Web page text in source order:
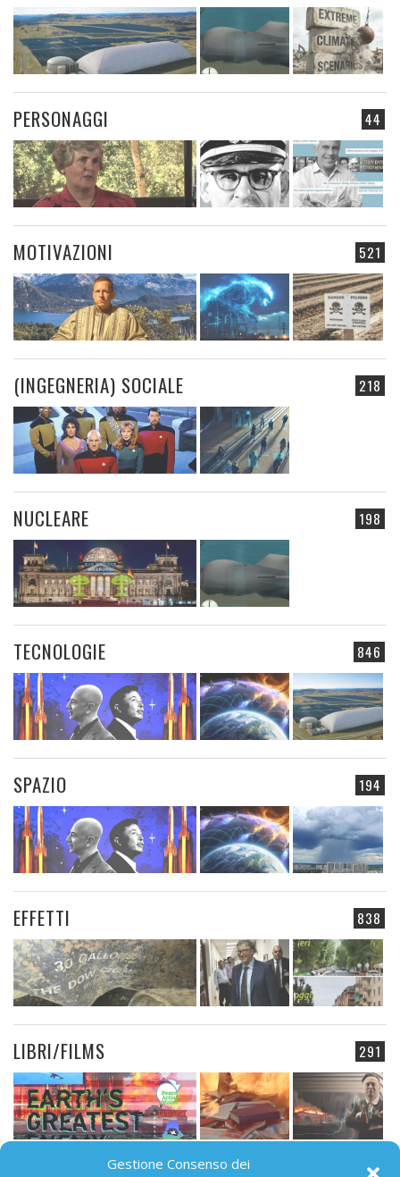
Gestione Consenso dei
44
PERSONAGGI
521
MOTIVAZIONI
218
(INGEGNERIA) SOCIALE
198
NUCLEARE
846
TECNOLOGIE
194
SPAZIO
838
EFFETTI
291
LIBRI/FILMS